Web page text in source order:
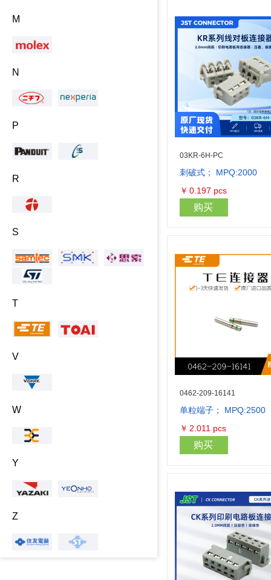
M
N
P
R
S
T
V
W
Y
Z
03KR-6H-PC
刺破式； MPQ:2000
￥ 0.197 pcs
购买
0462-209-16141
单粒端子； MPQ:2500
￥ 2.011 pcs
购买